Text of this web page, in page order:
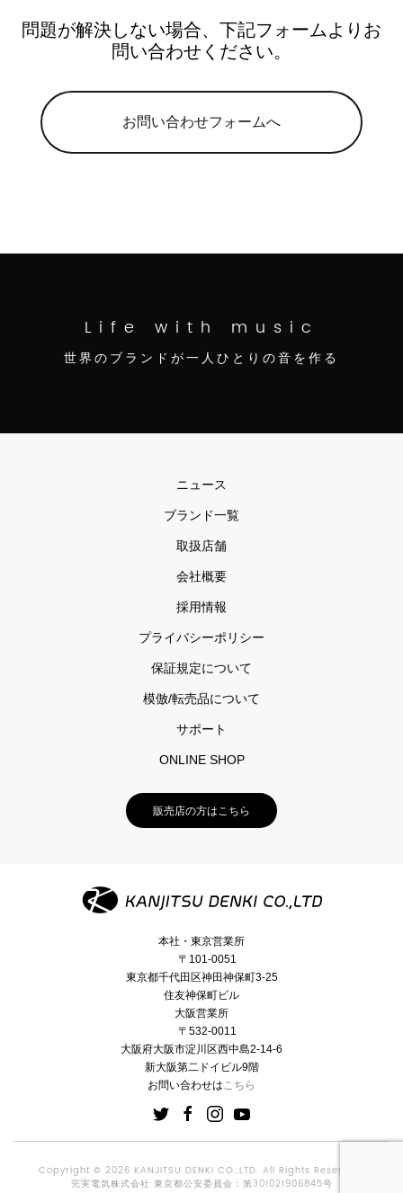
問題が解決しない場合、下記フォームよりお
問い合わせください。
お問い合わせフォームへ
Life with music
世界のブランドが一人ひとりの音を作る
ニュース
ブランド一覧
取扱店舗
会社概要
採用情報
プライバシーポリシー
保証規定について
模倣/転売品について
サポート
ONLINE SHOP
販売店の方はこちら
本社・東京営業所
〒101-0051
東京都千代田区神田神保町3-25
住友神保町ビル
大阪営業所
〒532-0011
大阪府大阪市淀川区西中島2-14-6
新大阪第二ドイビル9階
お問い合わせはこちら
Copyright © 2026 KANJITSU DENKI CO.,LTD. All Rights Reserved.
完実電気株式会社 東京都公安委員会：第301021906845号